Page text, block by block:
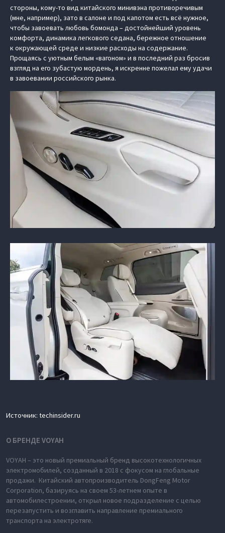
стороны, кому-то вид китайского минивэна противоречивым
(мне, например), зато в салоне и под капотом есть всё нужное,
чтобы завоевать любовь бомонда – достойнейший уровень
комфорта, динамика легкового седана, бережное отношение
к окружающей среде и низкие расходы на содержание.
Прощаясь с уютным белым «вагоном» и в последний раз бросив
взгляд на его зубастую мордень, я искренне пожелал ему удачи
в завоевании российского рынка.
Источник: techinsider.ru
О БРЕНДЕ VOYAH
VOYAH – это новый премиальный бренд высокотехнологичных
электромобилей, созданный в 2018 с фокусом на глобальные
продажи. Китайский автопроизводитель DongFeng Motor
Corporation, базируясь на своем 53-летнем опыте в
автомобилестроении, открыл новое подразделение с целью
перезапустить и возглавить направление премиального
транспорта на электротяге.